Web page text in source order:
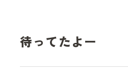
待ってたよー